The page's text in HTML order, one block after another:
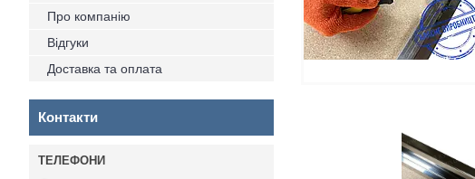
Про компанію
Відгуки
Доставка та оплата
Контакти